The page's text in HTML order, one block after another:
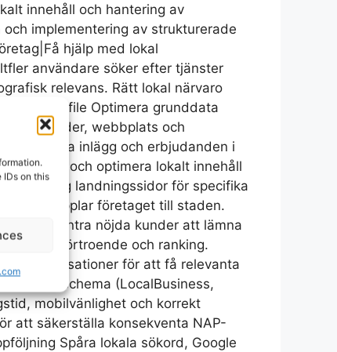
IDs on this
innehåll och hantering av
implementering av strukturerade
hjälp med lokal
användare söker efter tjänster
relevans. Rätt lokal närvaro
Profile Optimera grunddata
i öppettider, webbplats och
Publicera inlägg och erbjudanden i
Skapa och optimera lokalt innehåll
Bygg landningssidor för specifika
som kopplar företaget till staden.
Uppmuntra nöjda kunder att lämna
både förtroende och ranking.
för att få relevanta
schema (LocalBusiness,
mobilvänlighet och korrekt
att säkerställa konsekventa NAP-
Spåra lokala sökord, Google